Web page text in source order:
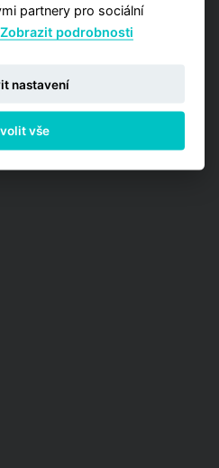
partnery pro sociální
Zobrazit podrobnosti
nastavení
vše